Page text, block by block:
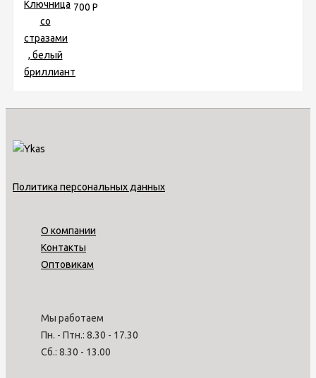
700 Р
Политика персональных данных
О компании
Контакты
Оптовикам
Мы работаем
Пн. - Птн.: 8.30 - 17.30
Сб.: 8.30 - 13.00